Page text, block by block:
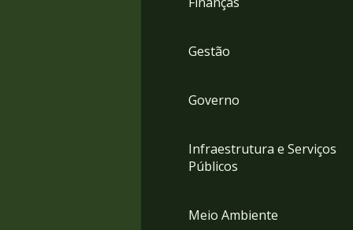
Gestão
Governo
Infraestrutura e Serviços
Públicos
Meio Ambiente